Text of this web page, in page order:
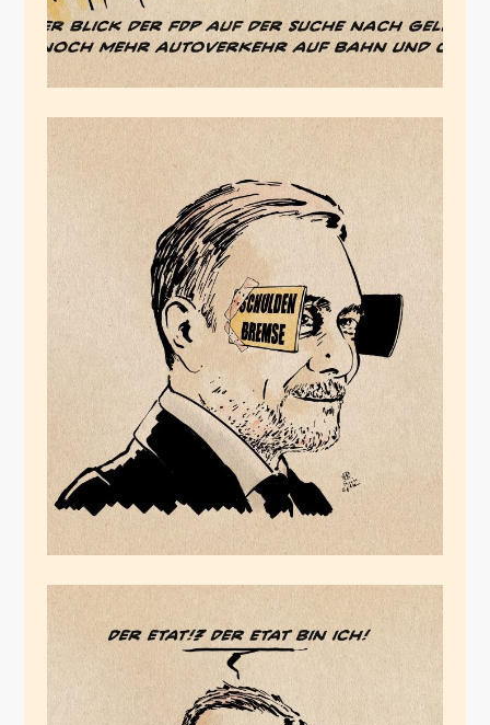
Das einsame Genie
Juni 29, 2024